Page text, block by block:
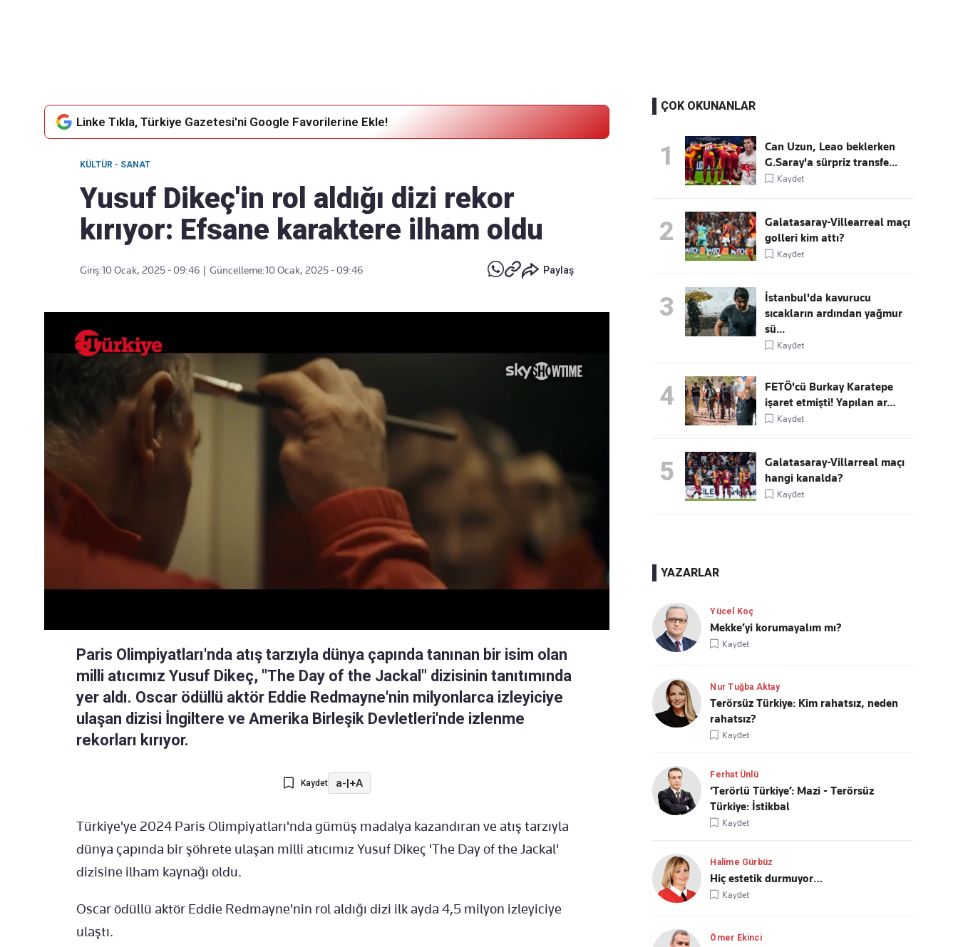
Linke Tıkla, Türkiye Gazetesi'ni Google Favorilerine Ekle!
KÜLTÜR - SANAT
Yusuf Dikeç'in rol aldığı dizi rekor
kırıyor: Efsane karaktere ilham oldu
Giriş:10 Ocak, 2025 - 09:46 Güncelleme:10 Ocak, 2025 - 09:46 Paylaş
Paris Olimpiyatları'nda atış tarzıyla dünya çapında tanınan bir isim olan
milli atıcımız Yusuf Dikeç, "The Day of the Jackal" dizisinin tanıtımında
yer aldı. Oscar ödüllü aktör Eddie Redmayne'nin milyonlarca izleyiciye
ulaşan dizisi İngiltere ve Amerika Birleşik Devletleri'nde izlenme
rekorları kırıyor.
Kaydet a-|+A
Türkiye'ye 2024 Paris Olimpiyatları'nda gümüş madalya kazandıran ve atış tarzıyla
dünya çapında bir şöhrete ulaşan milli atıcımız Yusuf Dikeç 'The Day of the Jackal'
dizisine ilham kaynağı oldu.
Oscar ödüllü aktör Eddie Redmayne'nin rol aldığı dizi ilk ayda 4,5 milyon izleyiciye
ulaştı.
ÇOK OKUNANLAR
1
Can Uzun, Leao beklerken
G.Saray'a sürpriz transfe...
Kaydet
2
Galatasaray-Villearreal maçı
golleri kim attı?
Kaydet
3
İstanbul'da kavurucu
sıcakların ardından yağmur
sü...
Kaydet
4
FETÖ'cü Burkay Karatepe
işaret etmişti! Yapılan ar...
Kaydet
5
Galatasaray-Villarreal maçı
hangi kanalda?
Kaydet
YAZARLAR
Yücel Koç
Mekke’yi korumayalım mı?
Kaydet
Nur Tuğba Aktay
Terörsüz Türkiye: Kim rahatsız, neden
rahatsız?
Kaydet
Ferhat Ünlü
‘Terörlü Türkiye’: Mazi - Terörsüz
Türkiye: İstikbal
Kaydet
Halime Gürbüz
Hiç estetik durmuyor…
Kaydet
Ömer Ekinci